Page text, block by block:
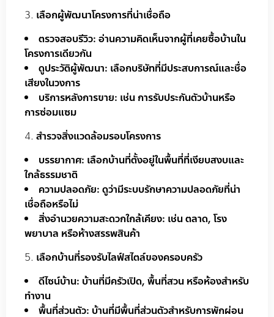
เลือกผู้พัฒนาโครงการที่น่าเชื่อถือ
ตรวจสอบรีวิว: อ่านความคิดเห็นจากผู้ที่เคยซื้อบ้านใน
โครงการเดียวกัน
ดูประวัติผู้พัฒนา: เลือกบริษัทที่มีประสบการณ์และชื่อ
เสียงในวงการ
บริการหลังการขาย: เช่น การรับประกันตัวบ้านหรือ
การซ่อมแซม
สำรวจสิ่งแวดล้อมรอบโครงการ
บรรยากาศ: เลือกบ้านที่ตั้งอยู่ในพื้นที่ที่เงียบสงบและ
ใกล้ธรรมชาติ
ความปลอดภัย: ดูว่ามีระบบรักษาความปลอดภัยที่น่า
เชื่อถือหรือไม่
สิ่งอำนวยความสะดวกใกล้เคียง: เช่น ตลาด, โรง
พยาบาล หรือห้างสรรพสินค้า
เลือกบ้านที่รองรับไลฟ์สไตล์ของครอบครัว
ดีไซน์บ้าน: บ้านที่มีครัวเปิด, พื้นที่สวน หรือห้องสำหรับ
ทำงาน
พื้นที่ส่วนตัว: บ้านที่มีพื้นที่ส่วนตัวสำหรับการพักผ่อน